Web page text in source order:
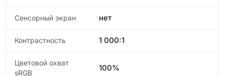
Сенсорный экран нет
Контрастность 1 000:1
Цветовой охват
sRGB
100%